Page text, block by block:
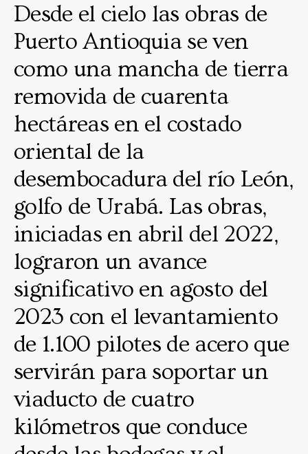
Desde el cielo las obras de
Puerto Antioquia se ven
como una mancha de tierra
removida de cuarenta
hectáreas en el costado
oriental de la
desembocadura del río León,
golfo de Urabá. Las obras,
iniciadas en abril del 2022,
lograron un avance
significativo en agosto del
2023 con el levantamiento
de 1.100 pilotes de acero que
servirán para soportar un
viaducto de cuatro
kilómetros que conduce